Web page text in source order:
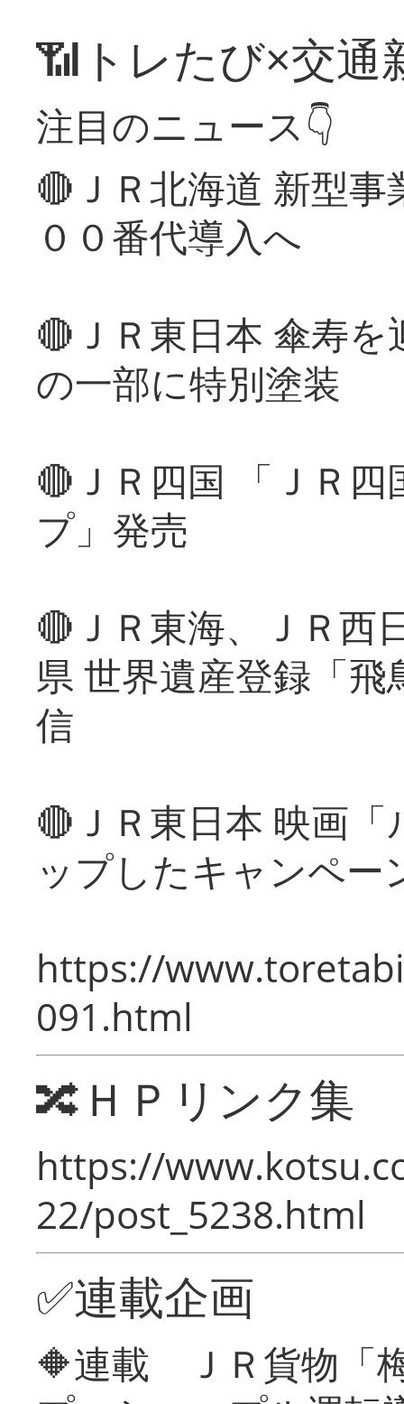
📶トレたび×交通
注目のニュース👇
🔴ＪＲ北海道 新型
００番代導入へ
🔴ＪＲ東日本 傘寿
の一部に特別塗装
🔴ＪＲ四国 「ＪＲ
プ」発売
🔴ＪＲ東海、ＪＲ西
県 世界遺産登録「
信
🔴ＪＲ東日本 映画
ップしたキャンペー
https://
091.html
🔀ＨＰリンク集
https://
22/post_5238.html
✅連載企画
🔶連載 ＪＲ貨物「